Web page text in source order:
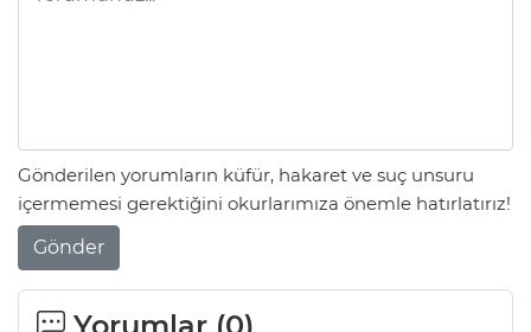
Gönderilen yorumların küfür, hakaret ve suç unsuru
içermemesi gerektiğini okurlarımıza önemle hatırlatırız!
Gönder